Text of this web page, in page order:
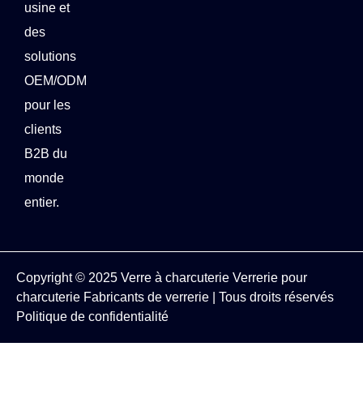
usine et
des
solutions
OEM/ODM
pour les
clients
B2B du
monde
entier.
Copyright © 2025 Verre à charcuterie Verrerie pour
charcuterie Fabricants de verrerie
| Tous droits réservés
Politique de confidentialité